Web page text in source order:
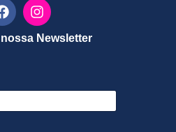
Newsletter